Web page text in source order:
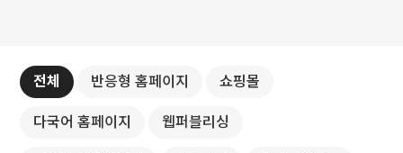
전체 반응형 홈페이지 쇼핑몰
다국어 홈페이지 웹퍼블리싱